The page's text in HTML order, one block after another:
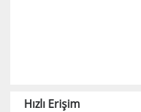
Hızlı Erişim